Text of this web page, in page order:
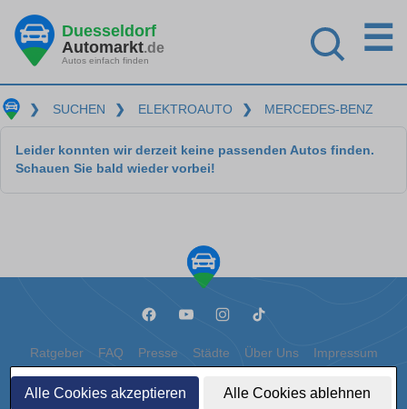
Alle Cookies akzeptieren Alle Cookies ablehnen
Duesseldorf
Automarkt.de
Autos einfach finden
☰
❯ SUCHEN ❯ ELEKTROAUTO ❯ MERCEDES-BENZ
Leider konnten wir derzeit keine passenden Autos finden.
Schauen Sie bald wieder vorbei!
Ratgeber FAQ Presse Städte Über Uns Impressum
Datenschutz Cookies